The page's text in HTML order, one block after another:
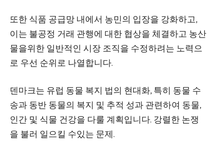
또한 식품 공급망 내에서 농민의 입장을 강화하고,
이는 불공정 거래 관행에 대한 협상을 체결하고 농산
물을위한 일반적인 시장 조직을 수정하려는 노력으
로 우선 순위로 나열합니다.
덴마크는 유럽 동물 복지 법의 현대화, 특히 동물 수
송과 동반 동물의 복지 및 추적 성과 관련하여 동물,
인간 및 식물 건강을 다룰 계획입니다. 강렬한 논쟁
을 불러 일으킬 수있는 문제.